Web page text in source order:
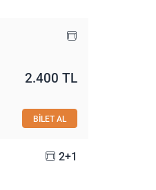
2.400 TL
BİLET AL
2+1